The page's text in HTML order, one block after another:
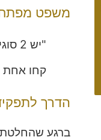
משפט
"יש 2 סוגי הזדמנויות – כאלו שמקבלים מאחרים וכאלו שאנחנו מחליטות לקחת".
קחו אחת
הדרך
ברגע